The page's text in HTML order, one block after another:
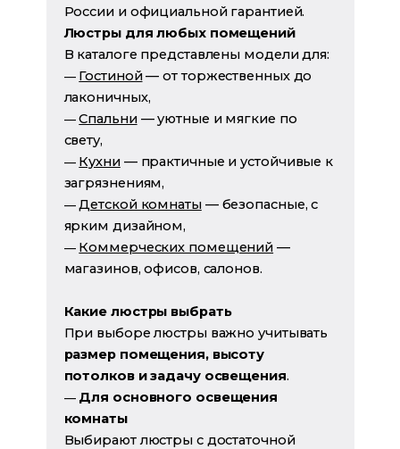
России и официальной гарантией.
Люстры для любых помещений
В каталоге представлены модели для:
— Гостиной— от торжественных до
лаконичных,
—Спальни— уютные и мягкие по
свету,
— Кухни— практичные и устойчивые к
загрязнениям,
— Детской комнаты— безопасные, с
ярким дизайном,
— Коммерческих помещений —
магазинов, офисов, салонов.
Какие люстры выбрать
При выборе люстры важно учитывать
размер помещения, высоту
потолков и задачу освещения.
— Для основного освещения
комнаты
Выбирают люстры с достаточной